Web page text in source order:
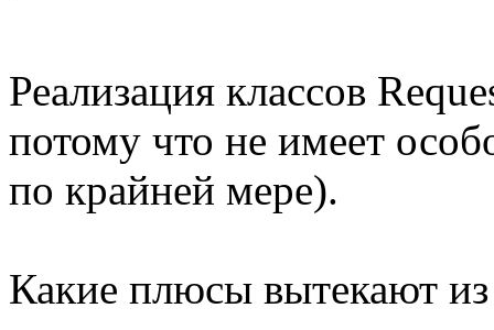
Реализация классов
потому что не имеет
по крайней мере).
Какие плюсы вытекают из